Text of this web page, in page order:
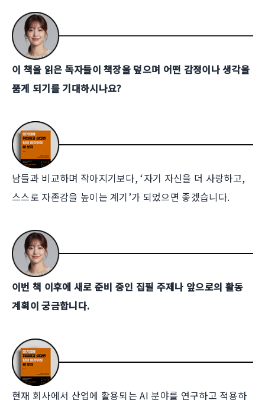
이 책을 읽은 독자들이 책장을 덮으며 어떤 감정이나 생각을
품게 되기를 기대하시나요?
남들과 비교하며 작아지기보다, ‘자기 자신을 더 사랑하고,
스스로 자존감을 높이는 계기’가 되었으면 좋겠습니다.
이번 책 이후에 새로 준비 중인 집필 주제나 앞으로의 활동
계획이 궁금합니다.
현재 회사에서 산업에 활용되는 AI 분야를 연구하고 적용하